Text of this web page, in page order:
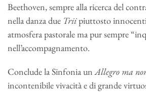
Beethoven, sempre alla ricerca del
nella danza due Triipiuttosto
atmosfera pastorale ma pur sempre
nell’accompagnamento.
Conclude la Sinfonia unAllegro ma
incontenibile vivacità e di grande